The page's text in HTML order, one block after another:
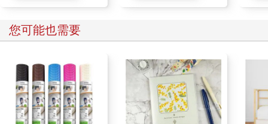
富士山頂當然不可能會有很多店，可說是藍海市場（雖然是山
富士山的這個例子中，最重要的是：價格會隨地點或環境改
我們的腦海中普遍有一種「果汁就是個一百多日圓的東西」
的概念，因此廠商也會被「果汁不賣一百多日圓這樣的便宜的
話，就會賣不出去」的成見所限制。
但的確，對既有的市場來說，賣個一百多日圓是剛剛好的。
重要的是，找出可以高價賣出的市場，才能大幅提高收益。
您可能也需要